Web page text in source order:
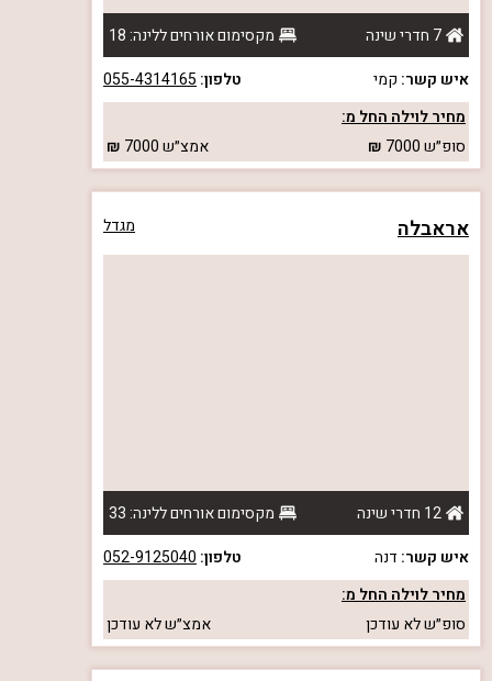
7 חדרי שינה
מקסימום אורחים ללינה: 18
איש קשר: קמי טלפון: 055-4314165
מחיר לוילה החל מ:
סופ״ש7000 אמצ״ש7000
אראבלה מגדל
12 חדרי שינה
מקסימום אורחים ללינה: 33
איש קשר: דנה טלפון: 052-9125040
מחיר לוילה החל מ:
סופ״שלא עודכן אמצ״שלא עודכן